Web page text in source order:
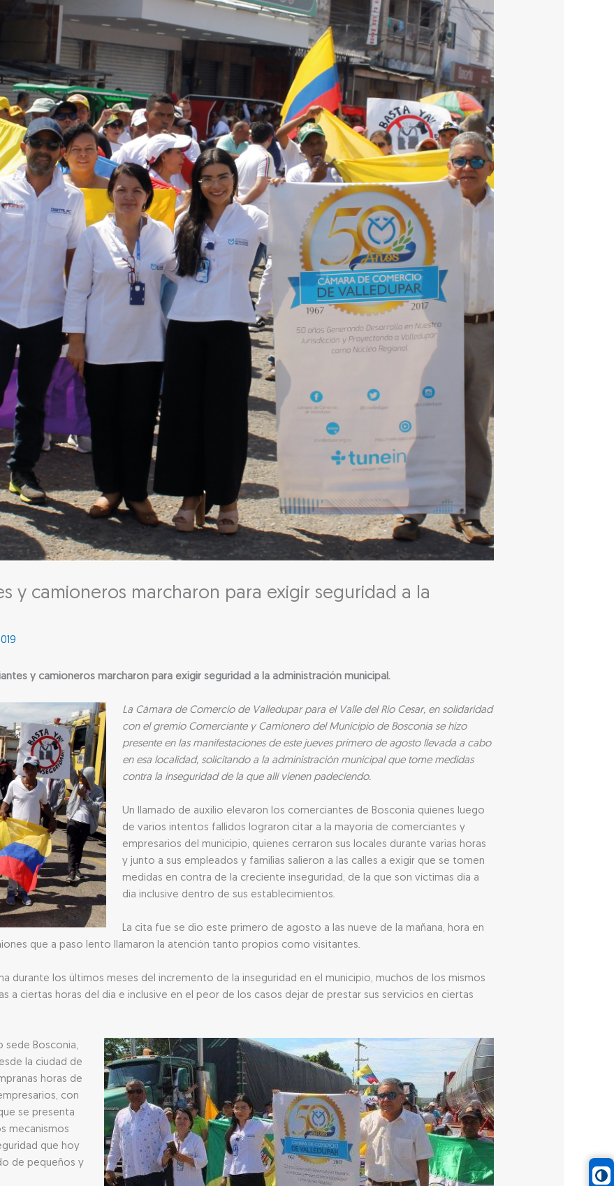
y camioneros marcharon para exigir seguridad a la
y camioneros marcharon para exigir seguridad a la administración municipal.
La Cámara de Comercio de Valledupar para el Valle del Rio Cesar, en solidaridad
con el gremio Comerciante y Camionero del Municipio de Bosconia se hizo
presente en las manifestaciones de este jueves primero de agosto llevada a cabo
en esa localidad, solicitando a la administración municipal que tome medidas
contra la inseguridad de la que allí vienen padeciendo.
Un llamado de auxilio elevaron los comerciantes de Bosconia quienes luego
de varios intentos fallidos lograron citar a la mayoría de comerciantes y
empresarios del municipio, quienes cerraron sus locales durante varias horas
y junto a sus empleados y familias salieron a las calles a exigir que se tomen
medidas en contra de la creciente inseguridad, de la que son víctimas día a
día inclusive dentro de sus establecimientos.
La cita fue se dio este primero de agosto a las nueve de la mañana, hora en
que a paso lento llamaron la atención tanto propios como visitantes.
durante los últimos meses del incremento de la inseguridad en el municipio, muchos de los mismos
a ciertas horas del día e inclusive en el peor de los casos dejar de prestar sus servicios en ciertas
sede Bosconia,
la ciudad de
horas de
con
se presenta
mecanismos
que hoy
de pequeños y